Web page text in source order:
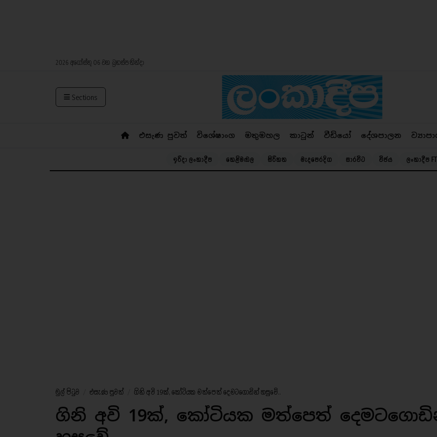
2026 අගෝස්තු 06 වන බ්‍රහස්පතින්දා
Sections
එසැණ පුවත් විශේෂාංග මතුමහල කාටූන් වීඩියෝ දේශපාලන
ඉරිදා ලංකාදීප කෙළිමඬල සිරිකත මැදපෙරදිග සාරවිට විජය ලංකාදීප FT
මුල් පිටුව එසැණ පුවත් ගිනි අවි 19ක්, කෝටියක මත්පෙත් දෙමටගොඩින් හසුවේ..
ගිනි අවි 19ක්, කෝටියක මත්පෙත්